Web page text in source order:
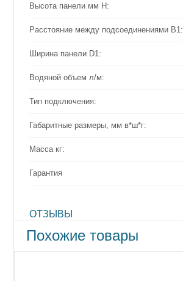
Высота панели мм Н:
Расстояние между подсоединениями B1:
Ширина панели D1:
Водяной объем л/м:
Тип подключения:
Габаритные размеры, мм в*ш*г:
Масса кг:
Гарантия
ОТЗЫВЫ
Похожие товары